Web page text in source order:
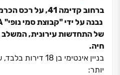
ברחוב קדימה ‏41,
של התחדשות עירונית, המשלב
חיה.
בניין אינטימי בן
יותר: